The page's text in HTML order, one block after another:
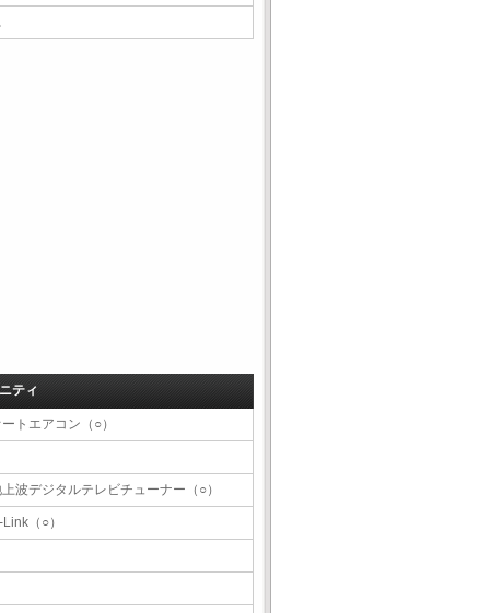
ティ
トエアコン（○）
波デジタルテレビチューナー（○）
Link（○）